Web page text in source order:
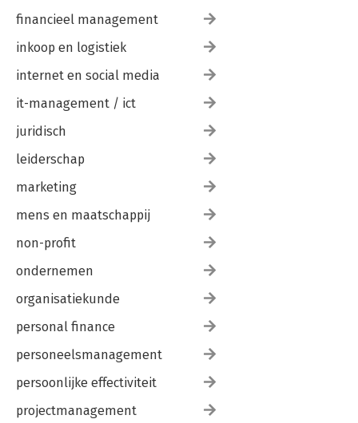
financieel management
inkoop en logistiek
internet en social media
it-management / ict
juridisch
leiderschap
marketing
mens en maatschappij
non-profit
ondernemen
organisatiekunde
personal finance
personeelsmanagement
persoonlijke effectiviteit
projectmanagement